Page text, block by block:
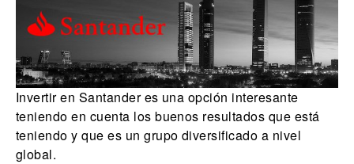
Invertir en Santander es una opción interesante
teniendo en cuenta los buenos resultados que está
teniendo y que es un grupo diversificado a nivel
global.